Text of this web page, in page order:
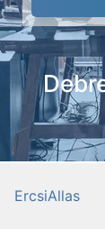
ErcsiAllas